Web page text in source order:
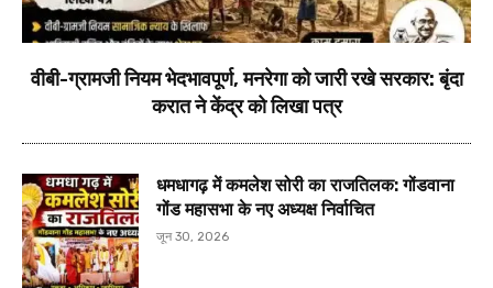
वीबी-ग्रामजी नियम भेदभावपूर्ण, मनरेगा को जारी रखे सरकार: बृंदा
करात ने केंद्र को लिखा पत्र
धमधागढ़ में कमलेश सोरी का राजतिलक: गोंडवाना
गोंड महासभा के नए अध्यक्ष निर्वाचित
जून 30, 2026